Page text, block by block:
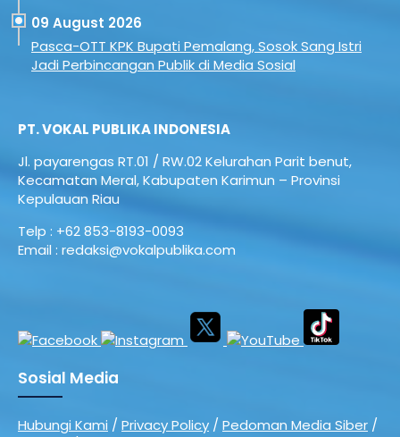
09 August 2026
Pasca-OTT KPK Bupati Pemalang, Sosok Sang Istri
Jadi Perbincangan Publik di Media Sosial
PT. VOKAL PUBLIKA INDONESIA
Jl. payarengas RT.01 / RW.02Kelurahan Parit benut,
Kecamatan Meral,Kabupaten Karimun – Provinsi
Kepulauan Riau
Telp : +62 853-8193-0093
Email : redaksi@vokalpublika.com
Sosial Media
Hubungi Kami / Privacy Policy / Pedoman Media Siber /